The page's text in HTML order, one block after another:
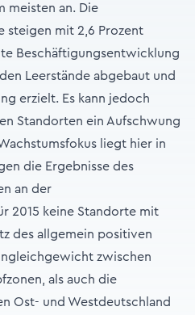
meisten an. Die
steigen mit 2,6 Prozent
Beschäftigungsentwicklung
Leerstände abgebaut und
erzielt. Es kann jedoch
Standorten ein Aufschwung
liegt hier in
die Ergebnisse des
an der
2015 keine Standorte mit
des allgemein positiven
zwischen
als auch die
Ost- und Westdeutschland